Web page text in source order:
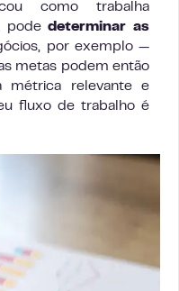
como trabalha
podedeterminar as
por exemplo —
metas podem então
métrica relevante e
fluxo de trabalho é